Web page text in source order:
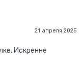
21 апреля 2025
Искренне